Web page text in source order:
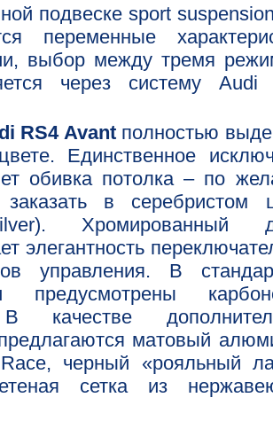
подвеске sport
переменные
выбор между тремя
через систему Audi
RS4 Avantполностью
Единственное
обивка потолка – по
в серебристом
Хромированный
элегантность
управления. В
предусмотрены
качестве
матовый
черный «рояльный
сетка из